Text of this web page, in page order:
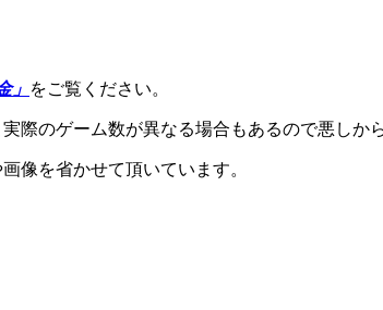
」 をご覧ください。
際のゲーム数が異なる場合もあるので悪しか
像を省かせて頂いています。